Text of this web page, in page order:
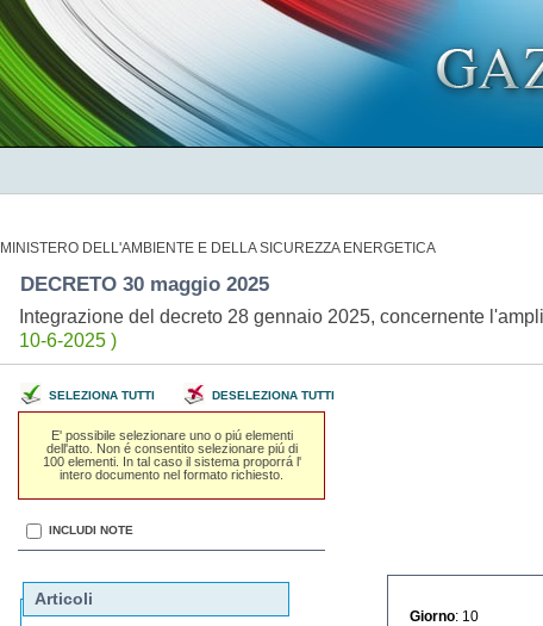
MINISTERO DELL'AMBIENTE E DELLA SICUREZZA ENERGETICA
DECRETO 30 maggio 2025
Integrazione del decreto 28 gennaio 2025, concernente
10-6-2025 )
SELEZIONA TUTTI DESELEZIONA TUTTI
E' possibile selezionare uno o piú elementi
dell'atto. Non é consentito selezionare piú di
100 elementi. In tal caso il sistema proporrá l'
intero documento nel formato richiesto.
INCLUDI NOTE
Articoli
Giorno : 10